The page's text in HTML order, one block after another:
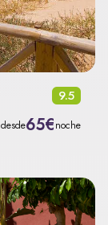
9.5
desde65€noche